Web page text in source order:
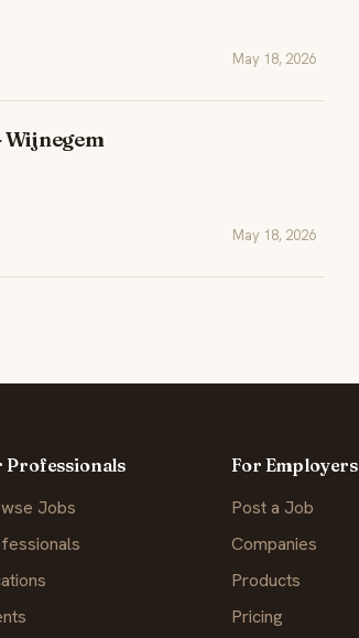
May 18, 2026
Wijnegem
May 18, 2026
Professionals
Jobs
For Employers
Post a Job
Companies
Products
Pricing